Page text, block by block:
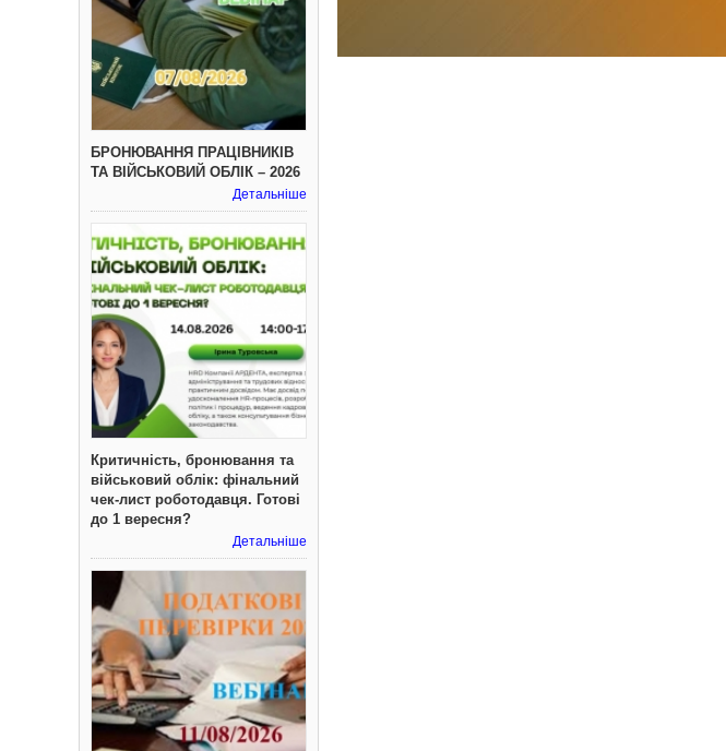
БРОНЮВАННЯ ПРАЦІВНИКІВ
ТА ВІЙСЬКОВИЙ ОБЛІК – 2026
Детальніше
Критичність, бронювання та
військовий облік: фінальний
чек-лист роботодавця. Готові
до 1 вересня?
Детальніше